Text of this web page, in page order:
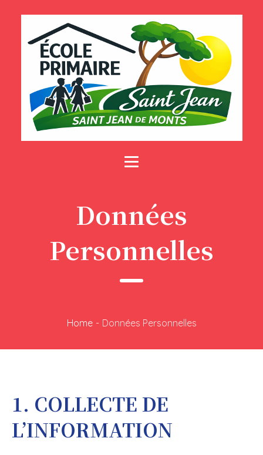
Données
Personnelles
Home - Données Personnelles
1. COLLECTE DE
L’INFORMATION